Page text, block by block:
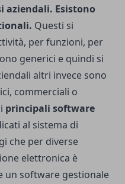
aziendali. Esistono
Questi si
per funzioni, per
generici e quindi si
altri invece sono
commerciali o
principali software
al sistema di
che per diverse
elettronica è
un software gestionale